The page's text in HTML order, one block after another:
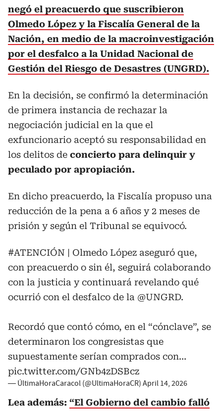
negó el preacuerdo que suscribieron
Olmedo López y la Fiscalía General de la
Nación, en medio de la macroinvestigación
por el desfalco a la Unidad Nacional de
Gestión del Riesgo de Desastres (UNGRD).
En la decisión, se confirmó la determinación
de primera instancia de rechazar la
negociación judicial en la que el
exfuncionario aceptó su responsabilidad en
los delitos de concierto para delinquir y
peculado por apropiación.
En dicho preacuerdo, la Fiscalía propuso una
reducción de la pena a 6 años y 2 meses de
prisión y según el Tribunal se equivocó.
#ATENCIÓN | Olmedo López aseguró que,
con preacuerdo o sin él, seguirá colaborando
con la justicia y continuará revelando qué
ocurrió con el desfalco de la @UNGRD.
Recordó que contó cómo, en el “cónclave”, se
determinaron los congresistas que
supuestamente serían comprados con…
pic.twitter.com/GNb4zDSBcz
— ÚltimaHoraCaracol (@UltimaHoraCR) April 14, 2026
Lea además: “El Gobierno del cambio falló